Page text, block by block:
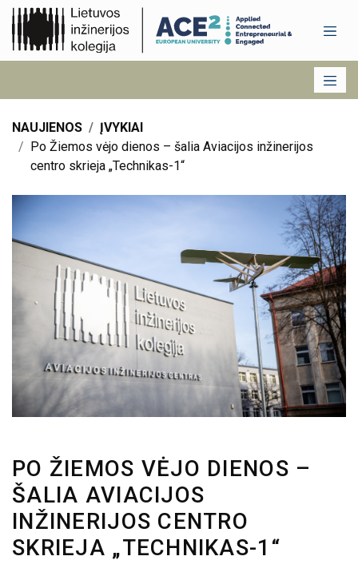
NAUJIENOS
ĮVYKIAI
Po Žiemos vėjo dienos – šalia Aviacijos inžinerijos
centro skrieja „Technikas-1“
PO ŽIEMOS VĖJO DIENOS –
ŠALIA AVIACIJOS
INŽINERIJOS CENTRO
SKRIEJA „TECHNIKAS-1“